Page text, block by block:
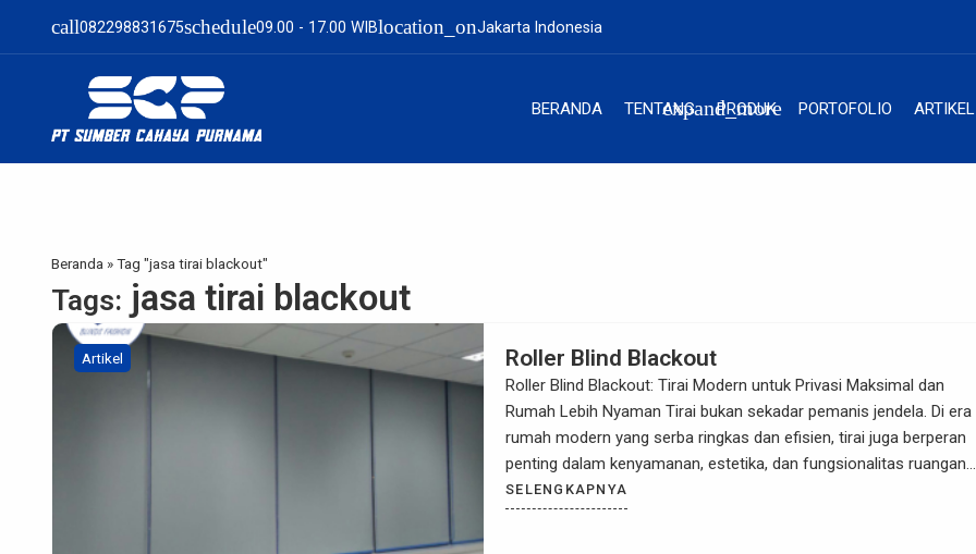
call082298831675schedule09.00 - 17.00 WIBlocation_onJakarta Indonesia
BERANDA TENTANG PRODUK
expand_more PORTOFOLIO ARTIKEL
Beranda »Tag "jasa tirai blackout"
Tags: jasa tirai blackout
Artikel Roller Blind Blackout
Roller Blind Blackout: Tirai Modern untuk Privasi Maksimal dan
Rumah Lebih Nyaman Tirai bukan sekadar pemanis jendela. Di era
rumah modern yang serba ringkas dan efisien, tirai juga berperan
penting dalam kenyamanan, estetika, dan fungsionalitas ruangan.
Salah satu pilihan terbaik untuk kamu yang mengutamakan privasi
dan ingin ruangan bebas cahaya berlebih adalah roller blind
SELENGKAPNYA